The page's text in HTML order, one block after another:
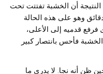
النتيجة أن الخشبة تفتتت تحت
وهو على هذه الحالة
قدميه إلى الأعلى،
فأحس بانتصار كبير
ظن أنه نجا. لا يدري ما